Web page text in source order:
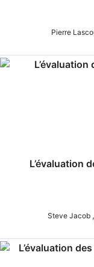
Pierre
L’évaluation
Steve Jacob ,